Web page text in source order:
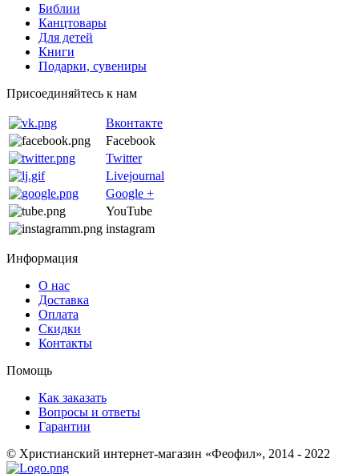
Библии
Канцтовары
Для детей
Книги
Подарки, сувениры
Присоединяйтесь к нам
Вконтакте
Facebook
Twitter
Livejournal
Google +
YouTube
instagram
Информация
О нас
Доставка
Оплата
Скидки
Контакты
Помощь
Как заказать
Вопросы и ответы
Гарантии
© Христианский интернет-магазин «Феофил», 2014 - 2022